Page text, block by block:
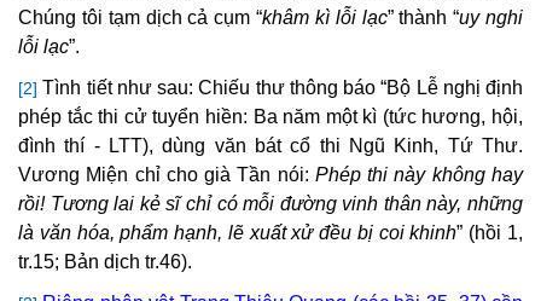
Chúng tôi tạm dịch cả cụm “khâm kì lỗi lạc” thành “uy nghi
lỗi lạc”.
[2] Tình tiết như sau: Chiếu thư thông báo “Bộ Lễ nghị định
phép tắc thi cử tuyển hiền: Ba năm một kì (tức hương, hội,
đình thí - LTT), dùng văn bát cổ thi Ngũ Kinh, Tứ Thư.
Vương Miện chỉ cho già Tần nói: Phép thi này không hay
rồi! Tương lai kẻ sĩ chỉ có mỗi đường vinh thân này, những
là văn hóa, phẩm hạnh, lẽ xuất xử đều bị coi khinh” (hồi 1,
tr.15; Bản dịch tr.46).